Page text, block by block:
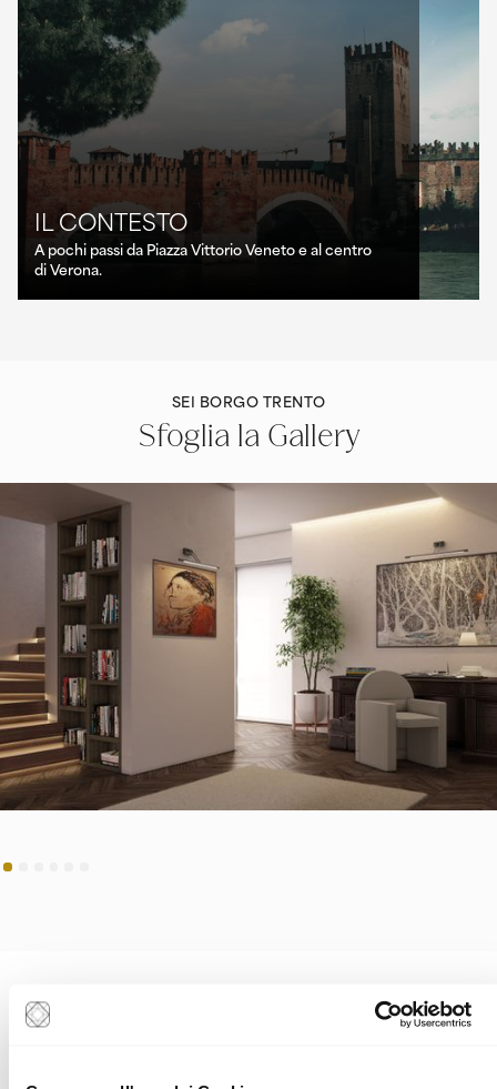
IL CONTESTO
A pochi passi da Piazza Vittorio Veneto e al centro
di Verona.
SEI BORGO TRENTO
Sfoglia la Gallery
PROGETTIAMO INSIEME AI CLIENTI